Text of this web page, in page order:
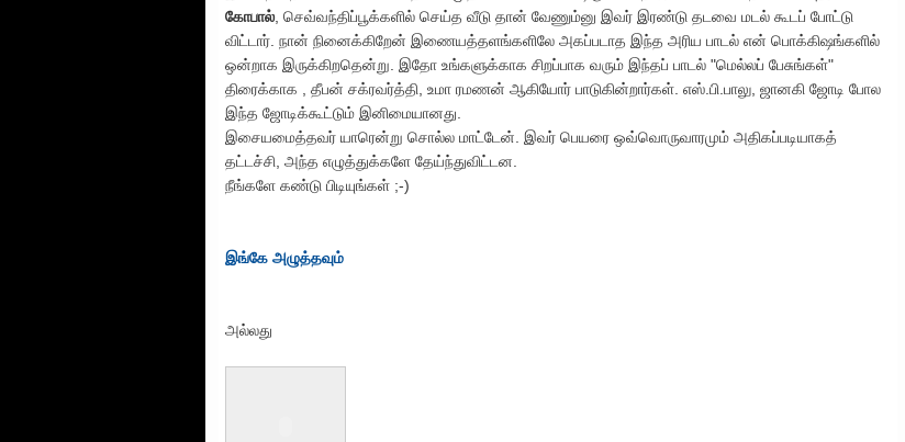
கோபால், செவ்வந்திப்பூக்களில் செய்த வீடு தான் வேணும்னு இவர் இரண்டு தடவை மடல் கூடப் போட்டு
விட்டார். நான் நினைக்கிறேன் இணையத்தளங்களிலே அகப்படாத இந்த அரிய பாடல் என் பொக்கிஷங்களில்
ஒன்றாக இருக்கிறதென்று. இதோ உங்களுக்காக சிறப்பாக வரும் இந்தப் பாடல் "மெல்லப் பேசுங்கள்"
திரைக்காக , தீபன் சக்ரவர்த்தி, உமா ரமணன் ஆகியோர் பாடுகின்றார்கள். எஸ்.பி.பாலு, ஜானகி ஜோடி போல
இந்த ஜோடிக்கூட்டும் இனிமையானது.
இசையமைத்தவர் யாரென்று சொல்ல மாட்டேன். இவர் பெயரை ஒவ்வொருவாரமும் அதிகப்படியாகத்
தட்டச்சி, அந்த எழுத்துக்களே தேய்ந்துவிட்டன.
நீங்களே கண்டு பிடியுங்கள் ;-)
இங்கே அழுத்தவும்
அல்லது